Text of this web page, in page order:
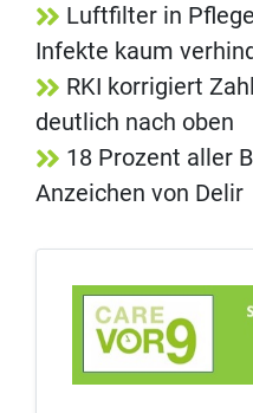
Luftfilter in
Infekte kaum
RKI korrigiert
deutlich nach oben
18 Prozent aller
Anzeichen von Delir